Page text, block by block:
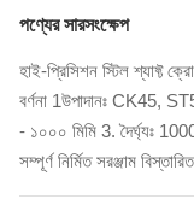
পণ্যের সারসংক্ষেপ
হাই-প্রিসিশন স্টিল শ্যাফ্ট
বর্ণনা 1উপাদানঃ CK45,
- ১০০০ মিমি 3. দৈর্ঘ্যঃ
সম্পূর্ণ নির্মিত সরঞ্জাম